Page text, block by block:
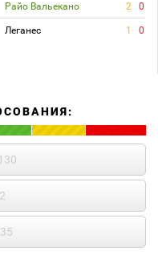
Райо Вальекано 2 0
Леганес 1 0
35